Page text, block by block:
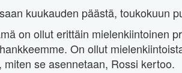
kuukauden päästä, toukokuun
on ollut erittäin mielenkiintoinen
On ollut
miten se asennetaan, Rossi kertoo.